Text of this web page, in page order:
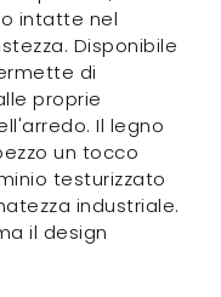
intatte nel
Disponibile
di
proprie
Il legno
un tocco
testurizzato
industriale.
il design